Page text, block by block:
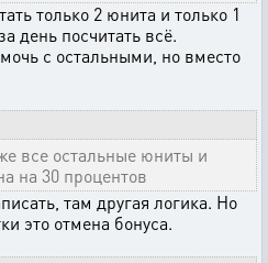
только 2 юнита и только 1
день посчитать всё.
с остальными, но вместо
все остальные юниты и
на 30 процентов
там другая логика. Но
это отмена бонуса.